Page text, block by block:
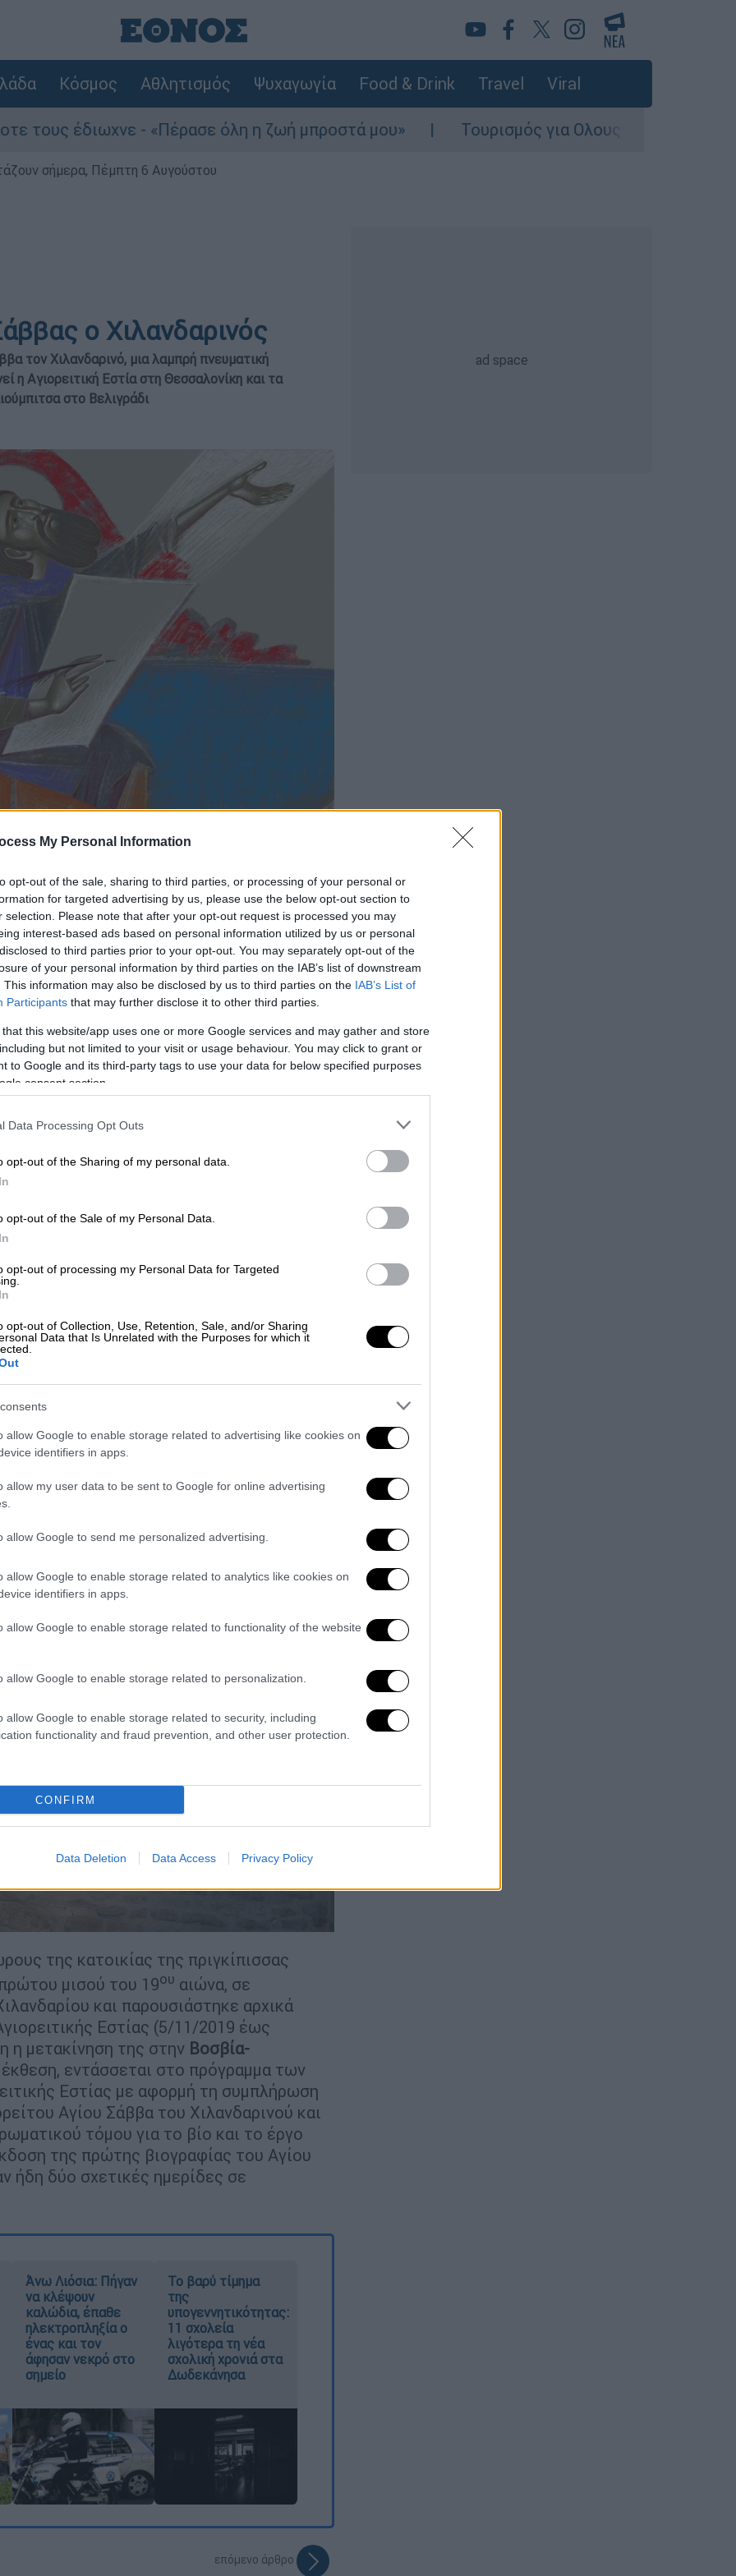
My Personal Information
opt-out of the sale, sharing to third parties, or processing of your personal or
for targeted advertising by us, please use the below opt-out section to
selection. Please note that after your opt-out request is processed you may
interest-based ads based on personal information utilized by us or personal
to third parties prior to your opt-out. You may separately opt-out of the
of your personal information by third parties on the IAB’s list of downstream
This information may also be disclosed by us to third parties on the IAB’s List of
Participants that may further disclose it to other third parties.
that this website/app uses one or more Google services and may gather and store
but not limited to your visit or usage behaviour. You may click to grant or
to Google and its third-party tags to use your data for below specified purposes
consent section.
Data Processing Opt Outs
opt-out of the Sharing of my personal data.
opt-out of the Sale of my Personal Data.
opt-out of processing my Personal Data for Targeted
opt-out of Collection, Use, Retention, Sale, and/or Sharing
Data that Is Unrelated with the Purposes for which it
allow Google to enable storage related to advertising like cookies on
identifiers in apps.
allow my user data to be sent to Google for online advertising
allow Google to send me personalized advertising.
allow Google to enable storage related to analytics like cookies on
identifiers in apps.
allow Google to enable storage related to functionality of the website
allow Google to enable storage related to personalization.
allow Google to enable storage related to security, including
functionality and fraud prevention, and other user protection.
CONFIRM
Data Deletion Data Access Privacy Policy
Κόσμος Αθλητισμός Ψυχαγωγία Food & Drink Travel Viral
- «Πέρασε όλη η ζωή μπροστά μου» Τουρισμός για Ολους 2026-2027: Τα SOS για
σήμερα, Πέμπτη 6 Αυγούστου
ο Χιλανδαρινός
τον Χιλανδαρινό, μια λαμπρή πνευματική
η Αγιορειτική Εστία στη Θεσσαλονίκη και τα
στο Βελιγράδι
ο
ιστορική και θεολογική διάσταση του
αξία των έργων που εκτίθενται,
με το σήμερα. Με έργα τους
καλλιτέχνες που απαθανάτισαν τον
από το έτος 1219, όταν ο
Σαραντινόςδέχτηκε στηνΝίκαια της
και τον χειροτόνησε ως
με την πράξη αυτή την
σημασία για την Εκκλησία και
σημαντικό και για το Άγιον Όρος, καθώς
ο Χιλανδαρινός, υπήρξε μία λαμπρή
Ήταν οπρώτος κτήτορας της Μονής
μονών σε μία δύσκολη για το Άγιον
υπήρξε η συμβολή του στην
εξοπλισμό της νεοσύστασης
συγκρότηση του Σερβικού Κράτους με το
οποίου είναι ο
σε καμβά 2015
της κατοικίας της πριγκίπισσας
μισού του 19ου αιώνα, σε
και παρουσιάστηκε αρχικά
Εστίας (5/11/2019 έως
η μετακίνηση της στην Βοσβία-
εντάσσεται στο πρόγραμμα των
Εστίας με αφορμή τη συμπλήρωση
Αγίου Σάββα του Χιλανδαρινού και
τόμου για το βίο και το έργο
της πρώτης βιογραφίας του Αγίου
ήδη δύο σχετικές ημερίδες σε
Άνω Λιόσια: Πήγαν
να κλέψουν
καλώδια, έπαθε
ηλεκτροπληξία ο
ένας και τον
άφησαν νεκρό στο
σημείο
Το βαρύ τίμημα
της
υπογεννητικότητας:
11 σχολεία
λιγότερα τη νέα
σχολική χρονιά στα
Δωδεκάνησα
επόμενο άρθρο